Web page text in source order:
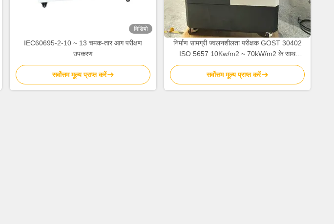
विडियो
IEC60695-2-10 ~ 13 चमक-तार आग परीक्षण
उपकरण
सर्वोत्तम मूल्य प्राप्त करें
निर्माण सामग्री ज्वलनशीलता परीक्षक GOST 30402
ISO 5657 10Kw/m2 ~ 70kW/m2 के साथ
ज्वलनशीलता परीक्षक विकिरण और 50W आउटपुट
सर्वोत्तम मूल्य प्राप्त करें